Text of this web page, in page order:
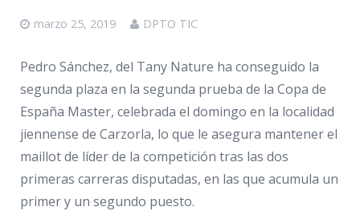
marzo 25, 2019 DPTO TIC
Pedro Sánchez, del Tany Nature ha conseguido la
segunda plaza en la segunda prueba de la Copa de
España Master, celebrada el domingo en la localidad
jiennense de Carzorla, lo que le asegura mantener el
maillot de líder de la competición tras las dos
primeras carreras disputadas, en las que acumula un
primer y un segundo puesto.